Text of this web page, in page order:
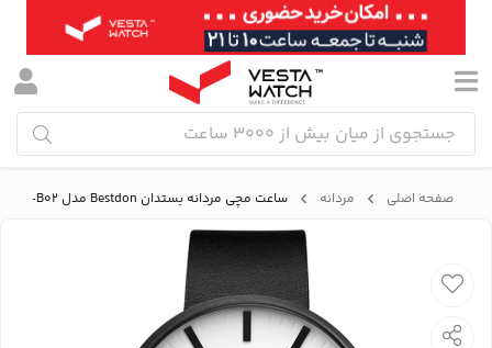
صفحه اصلی مردانه ساعت مچی مردانه بستدان Bestdon مدل BD99147G-B02